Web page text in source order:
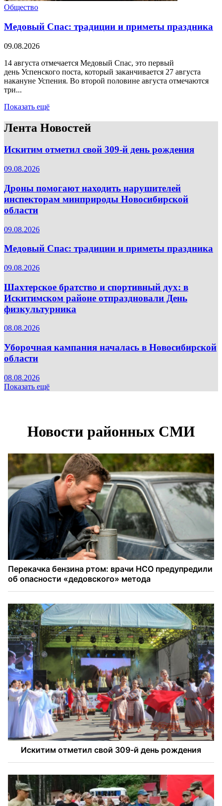
Общество
Медовый Спас: традиции и приметы праздника
09.08.2026
14 августа отмечается Медовый Спас, это первый
день Успенского поста, который заканчивается 27 августа
накануне Успения. Во второй половине августа отмечаются
три...
Показать ещё
Лента Новостей
Искитим отметил свой 309-й день рождения
09.08.2026
Дроны помогают находить нарушителей
инспекторам минприроды Новосибирской
области
09.08.2026
Медовый Спас: традиции и приметы праздника
09.08.2026
Шахтерское братство и спортивный дух: в
Искитимском районе отпраздновали День
физкультурника
08.08.2026
Уборочная кампания началась в Новосибирской
области
08.08.2026
Показать ещё